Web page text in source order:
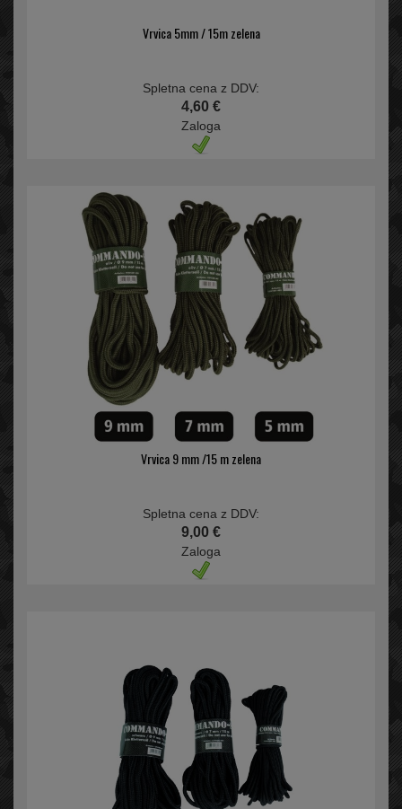
Vrvica 5mm / 15m zelena
Spletna cena z DDV:
4,60 €
Zaloga
Vrvica 9 mm /15 m zelena
Spletna cena z DDV:
9,00 €
Zaloga